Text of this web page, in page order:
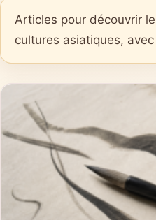
Articles pour découvrir
cultures asiatiques,